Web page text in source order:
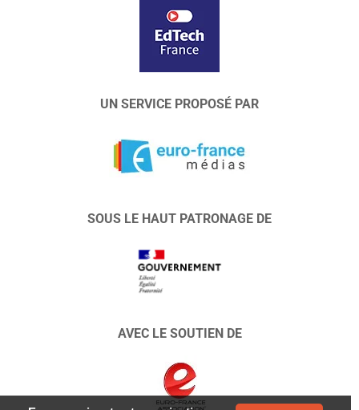
UN SERVICE PROPOSÉ PAR
SOUS LE HAUT PATRONAGE DE
AVEC LE SOUTIEN DE